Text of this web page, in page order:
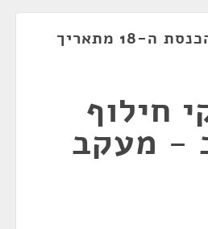
ישיבת ועדה של הכנסת ה-18 מתאריך
חילוף
- מעקב